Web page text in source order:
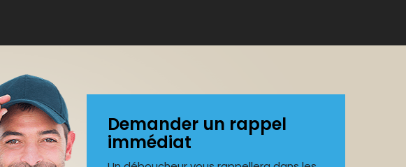
Demander un rappel
immédiat